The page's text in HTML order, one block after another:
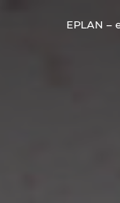
EPLAN –